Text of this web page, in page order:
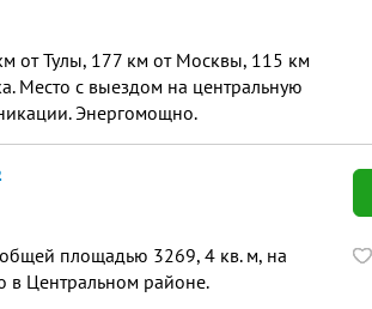
от Тулы, 177 км от Москвы, 115 км
Место с выездом на центральную
Энергомощно.
площадью 3269, 4 кв. м, на
в Центральном районе.